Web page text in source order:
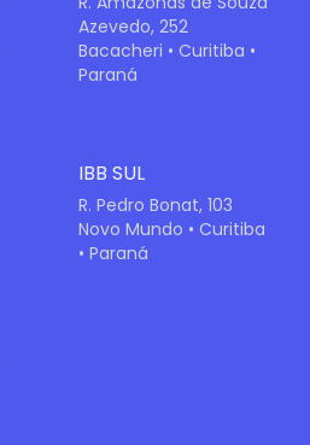
Azevedo, 252
Bacacheri • Curitiba •
Paraná
IBB SUL
R. Pedro Bonat, 103
Novo Mundo • Curitiba
• Paraná